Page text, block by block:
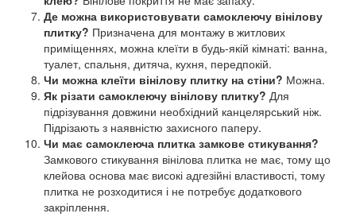
Де можна використовувати самоклеючу вінілову
плитку? Призначена для монтажу в житлових
приміщеннях, можна клеїти в будь-якій кімнаті: ванна,
туалет, спальня, дитяча, кухня, передпокій.
Чи можна клеїти вінілову плитку на стіни? Можна.
Як різати самоклеючу вінілову плитку? Для
підрізування довжини необхідний канцелярський ніж.
Підрізають з наявністю захисного паперу.
Чи має самоклеюча плитка замкове стикування?
Замкового стикування вінілова плитка не має, тому що
клейова основа має високі адгезійні властивості, тому
плитка не розходитися і не потребує додаткового
закріплення.